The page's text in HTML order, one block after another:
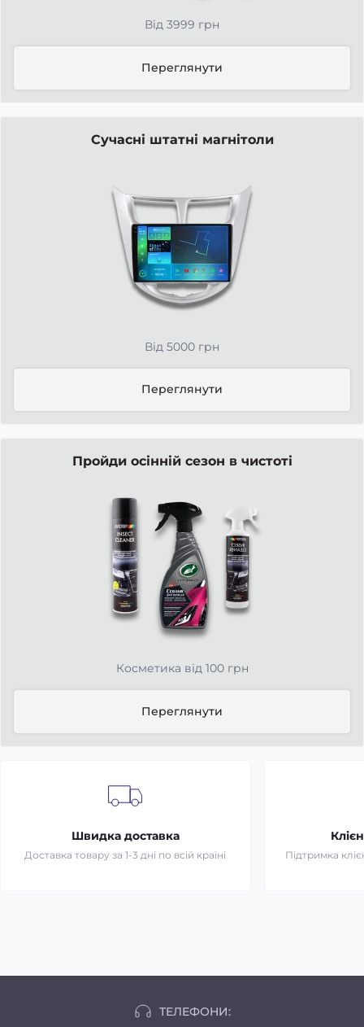
Від 3999 грн
Переглянути
Сучасні штатні магнітоли
Від 5000 грн
Переглянути
Пройди осінній сезон в чистоті
Косметика від 100 грн
Переглянути
Швидка доставка
Доставка товару за 1-3 дні по всій країні Підтримка
ТЕЛЕФОНИ: